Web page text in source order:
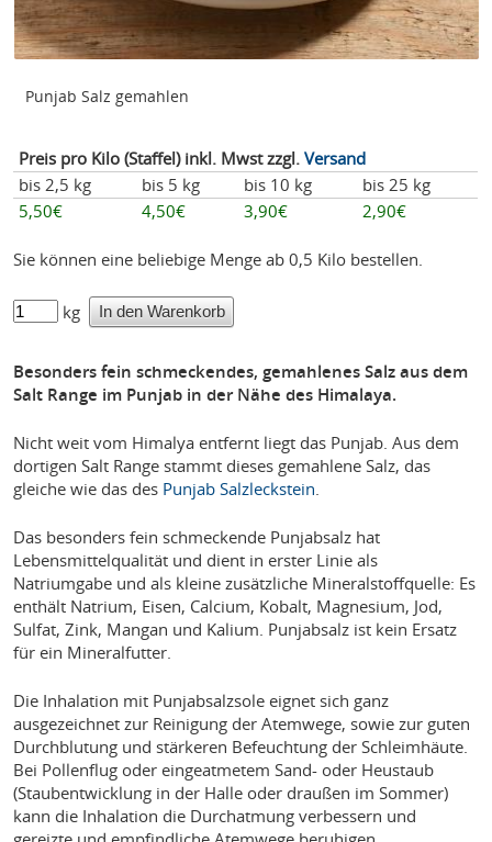
Punjab Salz gemahlen
Preis pro Kilo (Staffel) inkl. Mwst zzgl. Versand
bis 2,5 kg
bis 5 kg bis 10 kg
bis 25 kg
5,50€
4,50€ 3,90€ 2,90€
Sie können eine beliebige Menge ab 0,5 Kilo bestellen.
kg
Besonders fein schmeckendes, gemahlenes Salz aus dem
Salt Range im Punjab in der Nähe des Himalaya.
Nicht weit vom Himalya entfernt liegt das Punjab. Aus dem
dortigen Salt Range stammt dieses gemahlene Salz, das
gleiche wie das des Punjab Salzleckstein.
Das besonders fein schmeckende Punjabsalz hat
Lebensmittelqualität und dient in erster Linie als
Natriumgabe und als kleine zusätzliche Mineralstoffquelle: Es
enthält Natrium, Eisen, Calcium, Kobalt, Magnesium, Jod,
Sulfat, Zink, Mangan und Kalium. Punjabsalz ist kein Ersatz
für ein Mineralfutter.
Die Inhalation mit Punjabsalzsole eignet sich ganz
ausgezeichnet zur Reinigung der Atemwege, sowie zur guten
Durchblutung und stärkeren Befeuchtung der Schleimhäute.
Bei Pollenflug oder eingeatmetem Sand- oder Heustaub
(Staubentwicklung in der Halle oder draußen im Sommer)
kann die Inhalation die Durchatmung verbessern und